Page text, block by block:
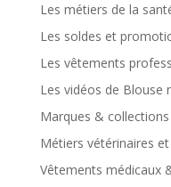
Les métiers de la
Les soldes et
Les vêtements
Les vidéos de Blouse
Marques & collections
Métiers vétérinaires
Vêtements médicaux